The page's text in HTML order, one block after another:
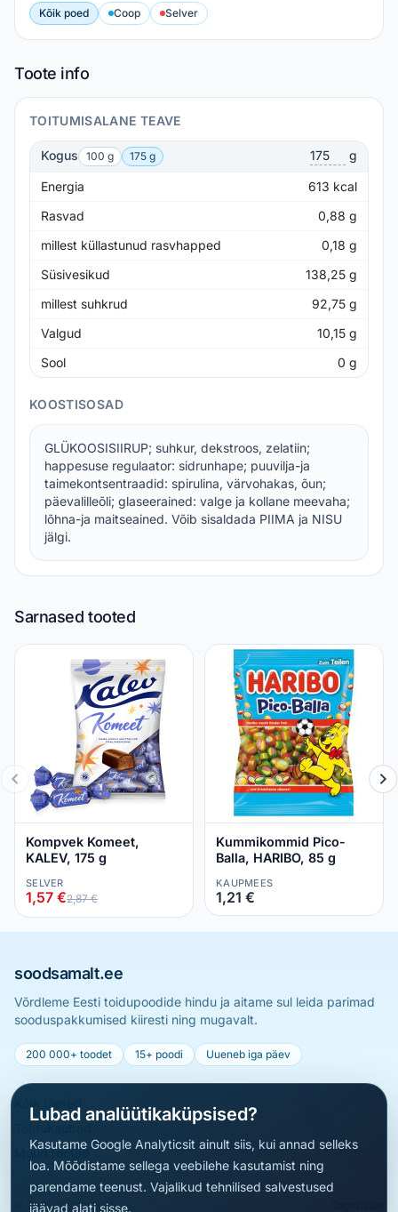
Kõik poed Coop Selver
Toote info
TOITUMISALANE TEAVE
Kogus 100 g 175 g g
Energia 613 kcal
Rasvad
0,88 g
millest küllastunud rasvhapped
0,18 g
Süsivesikud
138,25 g
millest suhkrud
92,75 g
Valgud
10,15 g
Sool
0 g
KOOSTISOSAD
GLÜKOOSISIIRUP; suhkur, dekstroos, zelatiin;
happesuse regulaator: sidrunhape; puuvilja-ja
taimekontsentraadid: spirulina, värvohakas, õun;
päevalilleõli; glaseerained: valge ja kollane meevaha;
lõhna-ja maitseained. Võib sisaldada PIIMA ja NISU
jälgi.
Sarnased tooted
Kompvek Komeet,
KALEV, 175 g
SELVER
1,57 €2,87 €
Kummikommid Pico-
Balla, HARIBO, 85 g
KAUPMEES
1,21 €
soodsamalt.ee
Võrdleme Eesti toidupoodide hindu ja aitame sul leida parimad
sooduspakkumised kiiresti ning mugavalt.
200 000+ toodet 15+ poodi Uueneb iga päev
Muud tooted
© 2026 soodsamalt.ee
Lubad analüütikaküpsised?
Kasutame Google Analyticsit ainult siis, kui annad selleks
loa. Mõõdistame sellega veebilehe kasutamist ning
parendame teenust. Vajalikud tehnilised salvestused
jäävad alati sisse.